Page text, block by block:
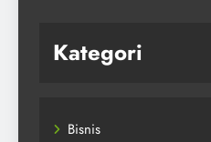
Kategori
Bisnis